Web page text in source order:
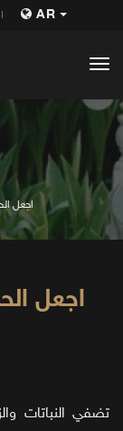
AR
اجعل
اجعل
تضفي النباتات